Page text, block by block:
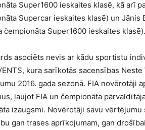
Super1600 ieskaites klasē, kā arī
Supercar ieskaites klasē) un Jānis
čempionāta Super1600 ieskaites klasē).
asociēts nevis ar kādu sportistu
kura sarīkotās sacensības
2016. gada sezonā. FIA novērotāji
ļaujot FIA un čempionāta
izaugsmi. Novērotāji savu
gan trases aprīkojumam, gan